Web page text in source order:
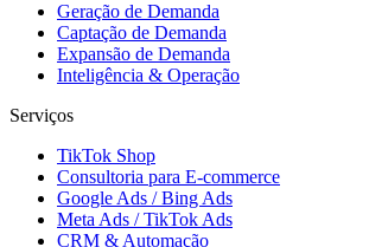
Geração de Demanda
Captação de Demanda
Expansão de Demanda
Inteligência & Operação
Serviços
TikTok Shop
Consultoria para E-commerce
Google Ads / Bing Ads
Meta Ads / TikTok Ads
CRM & Automação